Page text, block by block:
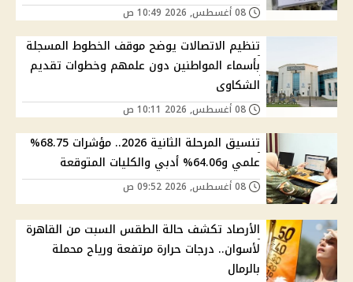
تنظيم الاتصالات يوضح موقف الخطوط المسجلة
بأسماء المواطنين دون علمهم وخطوات تقديم
الشكاوى
تنسيق المرحلة الثانية 2026.. مؤشرات 68.75%
علمي و64.06% أدبي والكليات المتوقعة
الأرصاد تكشف حالة الطقس السبت من القاهرة
لأسوان.. درجات حرارة مرتفعة ورياح محملة
بالرمال